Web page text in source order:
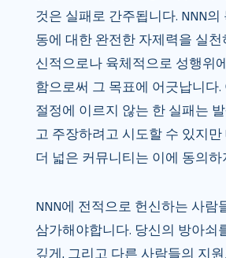
것은 실패로 간주됩니다. NNN의
동에 대한 완전한 자제력을 실천
신적으로나 육체적으로 성행위
함으로써 그 목표에 어긋납니다.
절정에 이르지 않는 한 실패는
고 주장하려고 시도할 수 있지
더 넓은 커뮤니티는 이에 동의하
NNN에 전적으로 헌신하는 사람
삼가해야합니다. 당신의 방아쇠
깊게, 그리고 다른 사람들의 지